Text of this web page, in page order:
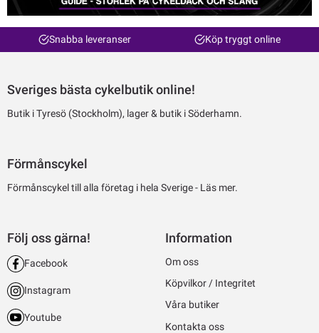
Snabba leveranser Köp tryggt online
Sveriges bästa cykelbutik online!
Butik i Tyresö (Stockholm), lager & butik i Söderhamn.
Förmånscykel
Förmånscykel till alla företag i hela Sverige - Läs mer.
Följ oss gärna!
Facebook
Instagram
Youtube
Information
Om oss
Köpvilkor / Integritet
Våra butiker
Kontakta oss